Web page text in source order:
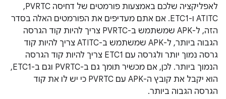
לאפליקציה שלכם באמצעות פורמטים של דחיסה PVRTC,‏
ATITC ו-ETC1. אם אתם מעדיפים את הפורמטים האלה בסדר
הזה, ל-APK שמשתמש ב-PVRTC צריך להיות קוד הגרסה
הגבוה ביותר, ל-APK שמשתמש ב-ATITC צריך להיות קוד
גרסה נמוך יותר ולגרסה עם ETC1 צריך להיות קוד הגרסה
הנמוך ביותר. לכן, אם מכשיר תומך גם ב-PVRTC וגם ב-ETC1,
הוא יקבל את קובץ ה-APK עם PVRTC כי יש לו את קוד
הגרסה הגבוה ביותר.